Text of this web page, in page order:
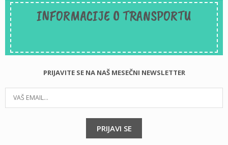
INFORMACIJE O TRANSPORTU
PRIJAVITE SE NA NAŠ MESEČNI NEWSLETTER
PRIJAVI SE